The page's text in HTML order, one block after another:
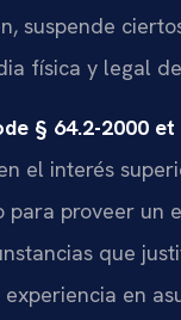
suspende
física y legal
§ 64.2-2000 et
el interés
proveer un
que
en